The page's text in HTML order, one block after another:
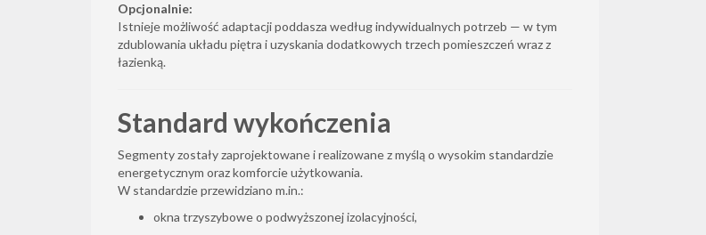
Opcjonalnie:
Istnieje możliwość adaptacji poddasza według indywidualnych potrzeb — w tym
zdublowania układu piętra i uzyskania dodatkowych trzech pomieszczeń wraz z
łazienką.
Standard wykończenia
Segmenty zostały zaprojektowane i realizowane z myślą o wysokim standardzie
energetycznym oraz komforcie użytkowania.
W standardzie przewidziano m.in.:
okna trzyszybowe o podwyższonej izolacyjności,